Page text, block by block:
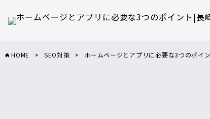
HOME > SEO対策 > ホームページとアプリに必要な3つのポイ